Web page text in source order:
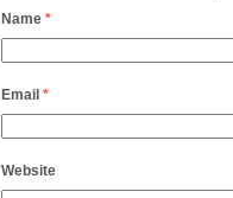
Name *
Email *
Website